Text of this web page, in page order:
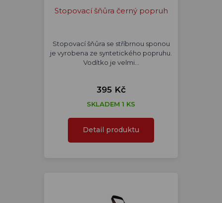
Stopovací šňůra černý popruh
Stopovací šňůra se stříbrnou sponou
je vyrobena ze syntetického popruhu.
Vodítko je velmi…
395 Kč
SKLADEM 1 KS
Detail produktu